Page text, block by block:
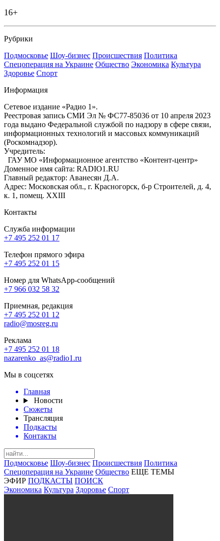
16+
Рубрики
Подмосковье Шоу-бизнес Происшествия Политика
Спецоперация на Украине Общество Экономика Культура
Здоровье Спорт
Информация
Сетевое издание «Радио 1».
Реестровая запись СМИ Эл № ФС77-85036 от 10 апреля 2023
года выдано Федеральной службой по надзору в сфере связи,
информационных технологий и массовых коммуникаций
(Роскомнадзор).
Учредитель:
ГАУ МО «Информационное агентство «Контент-центр»
Доменное имя сайта: RADIO1.RU
Главный редактор: Аванесян Д.А.
Адрес: Московская обл., г. Красногорск, б-р Строителей, д. 4,
к. 1, помещ. XXIII
Контакты
Служба информации
+7 495 252 01 17
Телефон прямого эфира
+7 495 252 01 15
Номер для WhatsApp-сообщений
+7 966 032 58 32
Приемная, редакция
+7 495 252 01 12
radio@mosreg.ru
Реклама
+7 495 252 01 18
nazarenko_as@radio1.ru
Мы в соцсетях
Главная
Новости
Сюжеты
Трансляция
Подкасты
Контакты
Подмосковье Шоу-бизнес Происшествия Политика
Спецоперация на Украине Общество ЕЩЕ ТЕМЫ
ЭФИР ПОДКАСТЫ ПОИСК
Экономика Культура Здоровье Спорт